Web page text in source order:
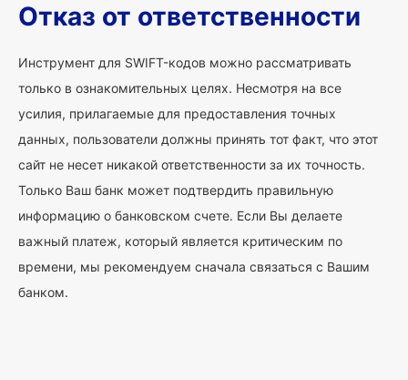
Отказ от ответственности
Инструмент для SWIFT-кодов можно рассматривать
только в ознакомительных целях. Несмотря на все
усилия, прилагаемые для предоставления точных
данных, пользователи должны принять тот факт, что этот
сайт не несет никакой ответственности за их точность.
Только Ваш банк может подтвердить правильную
информацию о банковском счете. Если Вы делаете
важный платеж, который является критическим по
времени, мы рекомендуем сначала связаться с Вашим
банком.